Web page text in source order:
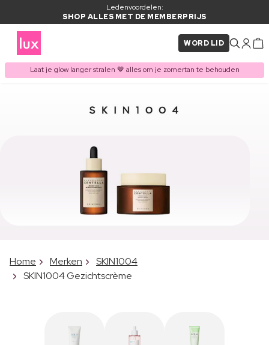
Ledenvoordelen:
SHOP ALLES MET DE MEMBERPRIJS
WORD LID
Laat je glow langer stralen 🤎 alles om je zomertan te behouden
Home Merken
SKIN1004
SKIN1004 Gezichtscrème